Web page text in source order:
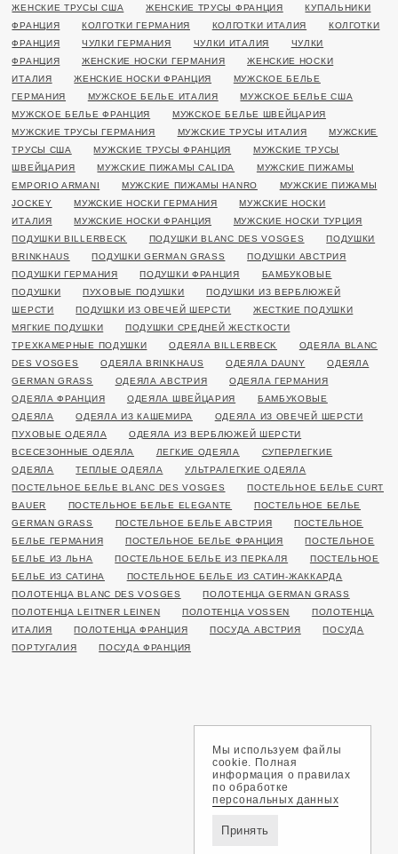
ЖЕНСКИЕ ТРУСЫ США
ЖЕНСКИЕ ТРУСЫ ФРАНЦИЯ
КУПАЛЬНИКИ
ФРАНЦИЯ
КОЛГОТКИ ГЕРМАНИЯ КОЛГОТКИ ИТАЛИЯ
КОЛГОТКИ
ФРАНЦИЯ
ЧУЛКИ ГЕРМАНИЯ ЧУЛКИ ИТАЛИЯ
ЧУЛКИ
ФРАНЦИЯ
ЖЕНСКИЕ НОСКИ ГЕРМАНИЯ
ЖЕНСКИЕ НОСКИ
ИТАЛИЯ
ЖЕНСКИЕ НОСКИ ФРАНЦИЯ
МУЖСКОЕ БЕЛЬЕ
ГЕРМАНИЯ
МУЖСКОЕ БЕЛЬЕ ИТАЛИЯ
МУЖСКОЕ БЕЛЬЕ США
МУЖСКОЕ БЕЛЬЕ ФРАНЦИЯ
МУЖСКОЕ БЕЛЬЕ ШВЕЙЦАРИЯ
МУЖСКИЕ ТРУСЫ ГЕРМАНИЯ
МУЖСКИЕ ТРУСЫ ИТАЛИЯ
МУЖСКИЕ
ТРУСЫ США
МУЖСКИЕ ТРУСЫ ФРАНЦИЯ
МУЖСКИЕ ТРУСЫ
ШВЕЙЦАРИЯ
МУЖСКИЕ ПИЖАМЫ CALIDA
МУЖСКИЕ ПИЖАМЫ
EMPORIO ARMANI
МУЖСКИЕ ПИЖАМЫ HANRO
МУЖСКИЕ ПИЖАМЫ
JOCKEY
МУЖСКИЕ НОСКИ ГЕРМАНИЯ
МУЖСКИЕ НОСКИ
ИТАЛИЯ
МУЖСКИЕ НОСКИ ФРАНЦИЯ
МУЖСКИЕ НОСКИ ТУРЦИЯ
ПОДУШКИ BILLERBECK
ПОДУШКИ BLANC DES VOSGES
ПОДУШКИ
BRINKHAUS
ПОДУШКИ GERMAN GRASS
ПОДУШКИ АВСТРИЯ
ПОДУШКИ ГЕРМАНИЯ
ПОДУШКИ ФРАНЦИЯ
БАМБУКОВЫЕ
ПОДУШКИ
ПУХОВЫЕ ПОДУШКИ
ПОДУШКИ ИЗ ВЕРБЛЮЖЕЙ
ШЕРСТИ
ПОДУШКИ ИЗ ОВЕЧЕЙ ШЕРСТИ
ЖЕСТКИЕ ПОДУШКИ
МЯГКИЕ ПОДУШКИ
ПОДУШКИ СРЕДНЕЙ ЖЕСТКОСТИ
ТРЕХКАМЕРНЫЕ ПОДУШКИ
ОДЕЯЛА BILLERBECK
ОДЕЯЛА BLANC
DES VOSGES
ОДЕЯЛА BRINKHAUS ОДЕЯЛА DAUNY
ОДЕЯЛА
GERMAN GRASS
ОДЕЯЛА АВСТРИЯ
ОДЕЯЛА ГЕРМАНИЯ
ОДЕЯЛА ФРАНЦИЯ
ОДЕЯЛА ШВЕЙЦАРИЯ
БАМБУКОВЫЕ
ОДЕЯЛА
ОДЕЯЛА ИЗ КАШЕМИРА
ОДЕЯЛА ИЗ ОВЕЧЕЙ ШЕРСТИ
ПУХОВЫЕ ОДЕЯЛА
ОДЕЯЛА ИЗ ВЕРБЛЮЖЕЙ ШЕРСТИ
ВСЕСЕЗОННЫЕ ОДЕЯЛА
ЛЕГКИЕ ОДЕЯЛА
СУПЕРЛЕГКИЕ
ОДЕЯЛА
ТЕПЛЫЕ ОДЕЯЛА
УЛЬТРАЛЕГКИЕ ОДЕЯЛА
ПОСТЕЛЬНОЕ БЕЛЬЕ BLANC DES VOSGES
ПОСТЕЛЬНОЕ БЕЛЬЕ CURT
BAUER
ПОСТЕЛЬНОЕ БЕЛЬЕ ELEGANTE
ПОСТЕЛЬНОЕ БЕЛЬЕ
GERMAN GRASS
ПОСТЕЛЬНОЕ БЕЛЬЕ АВСТРИЯ
ПОСТЕЛЬНОЕ
БЕЛЬЕ ГЕРМАНИЯ
ПОСТЕЛЬНОЕ БЕЛЬЕ ФРАНЦИЯ
ПОСТЕЛЬНОЕ
БЕЛЬЕ ИЗ ЛЬНА
ПОСТЕЛЬНОЕ БЕЛЬЕ ИЗ ПЕРКАЛЯ
ПОСТЕЛЬНОЕ
БЕЛЬЕ ИЗ САТИНА
ПОСТЕЛЬНОЕ БЕЛЬЕ ИЗ САТИН-ЖАККАРДА
ПОЛОТЕНЦА BLANC DES VOSGES
ПОЛОТЕНЦА GERMAN GRASS
ПОЛОТЕНЦА LEITNER LEINEN
ПОЛОТЕНЦА VOSSEN
ПОЛОТЕНЦА
ИТАЛИЯ
ПОЛОТЕНЦА ФРАНЦИЯ ПОСУДА АВСТРИЯ
ПОСУДА
ПОРТУГАЛИЯ
ПОСУДА ФРАНЦИЯ
Мы используем файлы
cookie. Полная
информация о правилах
по обработке
персональных данных
Принять